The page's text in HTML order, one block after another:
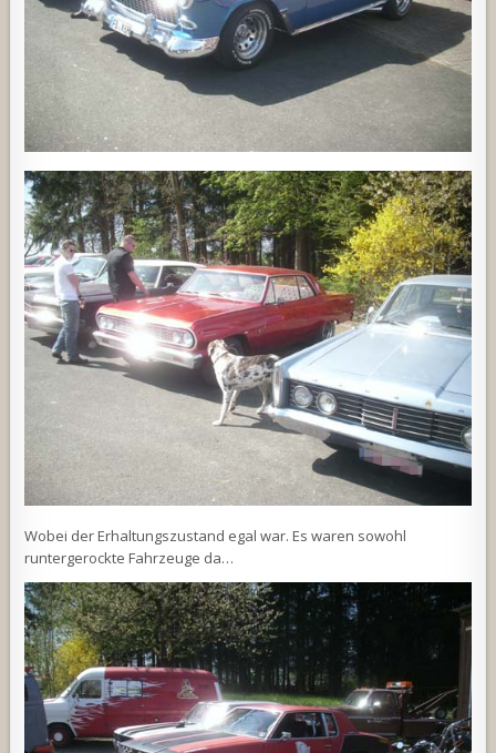
Wobei der Erhaltungszustand egal war. Es waren sowohl
runtergerockte Fahrzeuge da…